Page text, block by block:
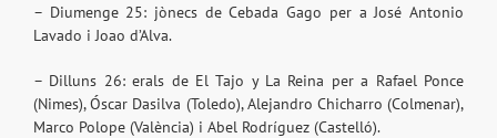
– Diumenge 25: jònecs de Cebada Gago per a José Antonio
Lavado i Joao d’Alva.
– Dilluns 26: erals de El Tajo y La Reina per a Rafael Ponce
(Nimes), Óscar Dasilva (Toledo), Alejandro Chicharro (Colmenar),
Marco Polope (València) i Abel Rodríguez (Castelló).